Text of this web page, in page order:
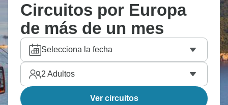
Circuitos por Europa
de más de un mes
Selecciona la fecha
2 Adultos
Ver circuitos